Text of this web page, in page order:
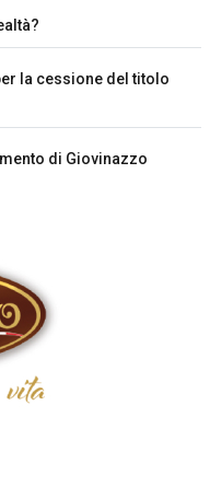
la cessione del titolo
di Giovinazzo